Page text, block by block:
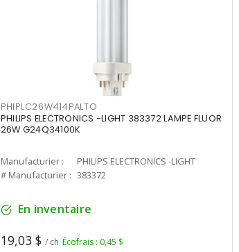
PHIPLC26W414PALTO
PHILIPS ELECTRONICS -LIGHT 383372 LAMPE FLUOR
26W G24Q34100K
Manufacturier :
PHILIPS ELECTRONICS -LIGHT
# Manufacturier : 383372
En inventaire
19,03 $ / ch Écofrais : 0,45 $